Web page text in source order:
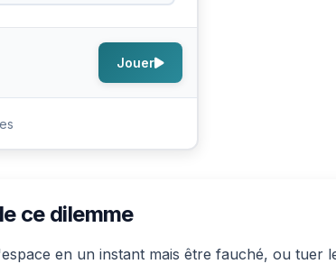
Jouer
ce dilemme
en un instant mais être fauché, ou tuer